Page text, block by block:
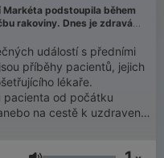
Markéta podstoupila během
rakoviny. Dnes je zdravá
událostí s předními
příběhy pacientů, jejich
lékaře.
pacienta od počátku
na cestě k uzdravení.